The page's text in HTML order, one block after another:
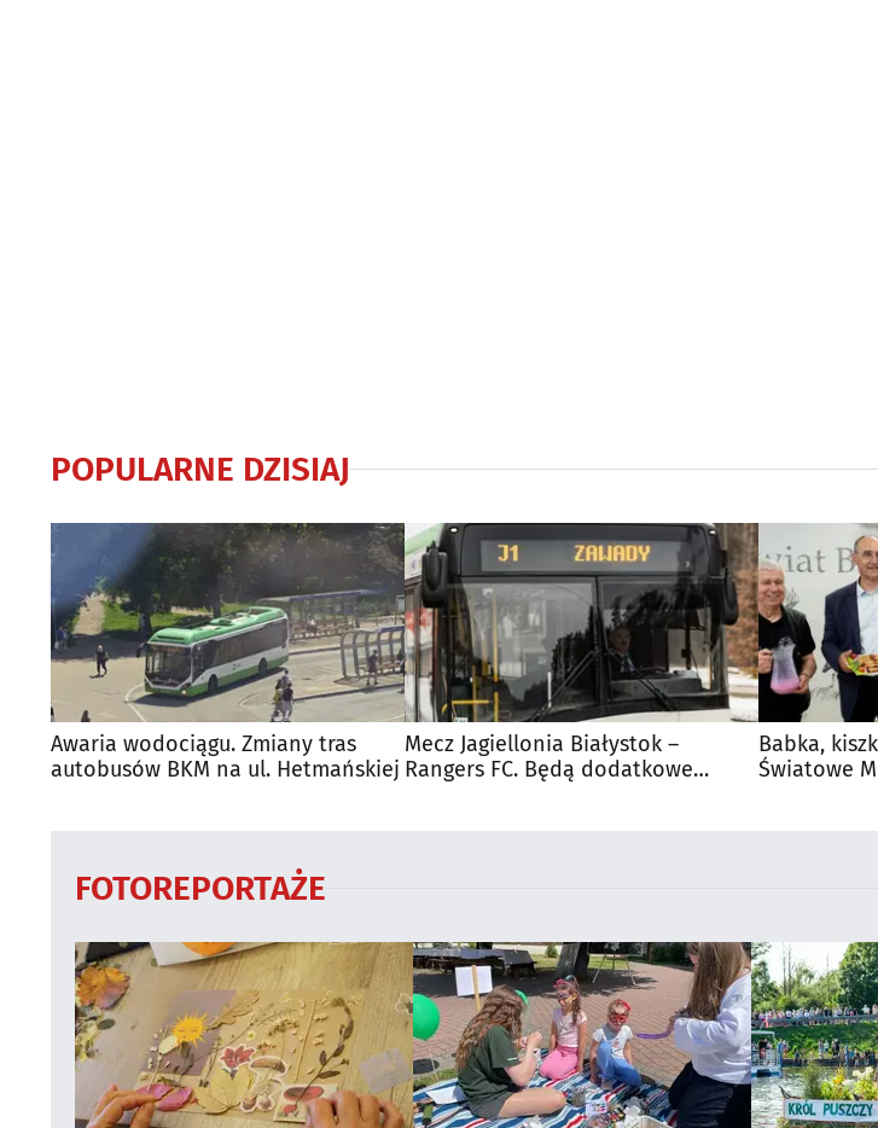
POPULARNE DZISIAJ
Awaria wodociągu. Zmiany tras
autobusów BKM na ul. Hetmańskiej
Mecz Jagiellonia Białystok –
Rangers FC. Będą dodatkowe
Babka,
Światowe
FOTOREPORTAŻE